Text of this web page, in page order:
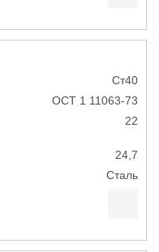
Ст40
ОСТ 1 11063-73
22
24,7
Сталь